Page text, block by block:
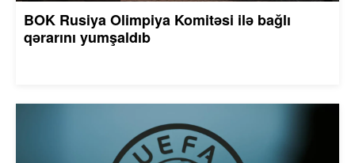
BOK Rusiya Olimpiya Komitəsi ilə bağlı
qərarını yumşaldıb